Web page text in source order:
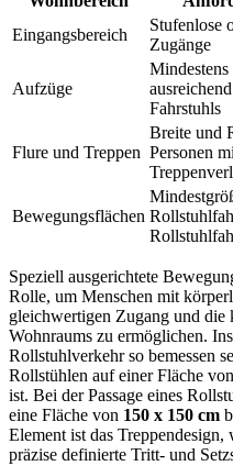
Eingangsbereich
Stufenlose
Zugänge
Aufzüge
Fahrstuhls
Flure und Treppen
Breite und
Personen
Bewegungsflächen
Speziell ausgerichtete
Rolle, um Menschen mit
gleichwertigen Zugang und
Wohnraums zu ermöglichen.
Rollstuhlverkehr so bemessen
Rollstühlen auf einer Fläche
ist. Bei der Passage eines
eine Fläche von 150 x 150 cm
Element ist das
präzise definierte Tritt- und